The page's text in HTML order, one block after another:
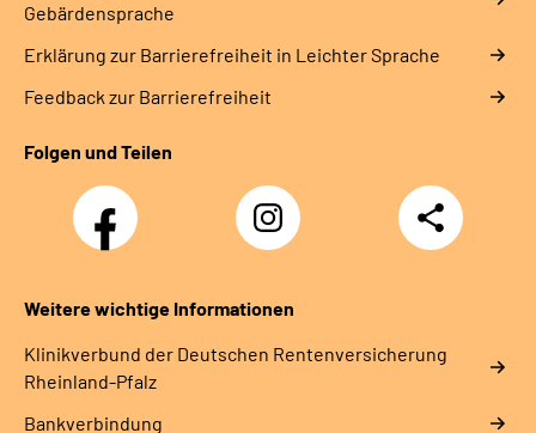
Gebärdensprache
Erklärung zur Barrierefreiheit in Leichter Sprache
Feedback zur Barrierefreiheit
Folgen und Teilen
Facebook
Instagram
DRV
Nachwuchskräfte
Teilen
Weitere wichtige Informationen
Klinikverbund der Deutschen Rentenversicherung
Rheinland-Pfalz
Bankverbindung